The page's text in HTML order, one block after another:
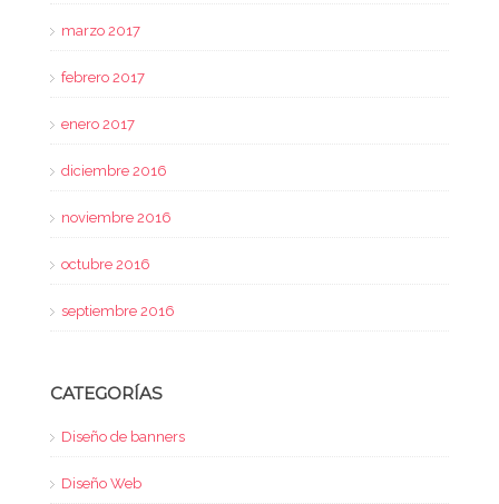
marzo 2017
febrero 2017
enero 2017
diciembre 2016
noviembre 2016
octubre 2016
septiembre 2016
CATEGORÍAS
Diseño de banners
Diseño Web